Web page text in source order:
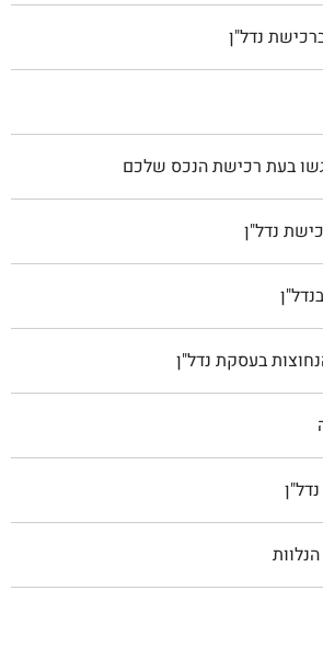
נדל"ן
בעת רכישת הנכס שלכם
נדל"ן
בעסקת נדל"ן